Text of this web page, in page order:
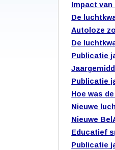
Impact van
De
Autoloze
De
Publicatie
Publicatie
Hoe was
Nieuwe
Nieuwe
Educatief
Publicatie